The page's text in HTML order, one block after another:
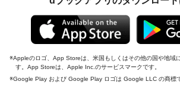
Appleのロゴ、App Storeは、米国もしくはその他の国や地域
す。App Storeは、Apple Inc.のサービスマークです。
Google Play および Google Play ロゴは Google LLC の商標で